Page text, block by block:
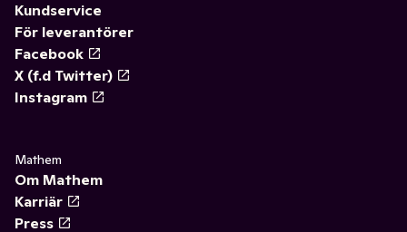
Kundservice
För leverantörer
Facebook
X (f.d Twitter)
Instagram
Mathem
Om Mathem
Karriär
Press